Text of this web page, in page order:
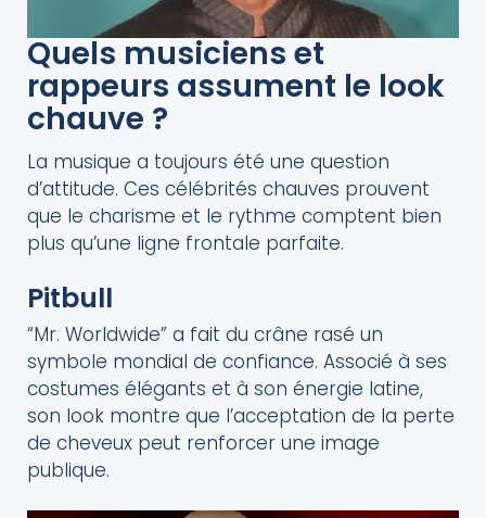
Quels musiciens et
rappeurs assument le look
chauve ?
La musique a toujours été une question
d’attitude. Ces célébrités chauves prouvent
que le charisme et le rythme comptent bien
plus qu’une ligne frontale parfaite.
Pitbull
“Mr. Worldwide” a fait du crâne rasé un
symbole mondial de confiance. Associé à ses
costumes élégants et à son énergie latine,
son look montre que l’acceptation de la perte
de cheveux peut renforcer une image
publique.